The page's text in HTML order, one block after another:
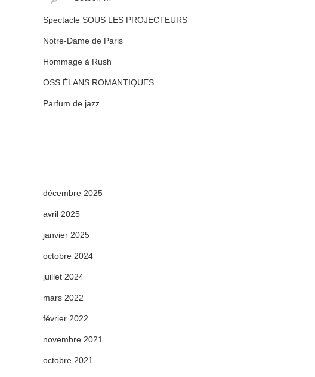
Spectacle SOUS LES PROJECTEURS
Notre-Dame de Paris
Hommage à Rush
OSS ÉLANS ROMANTIQUES
Parfum de jazz
décembre 2025
avril 2025
janvier 2025
octobre 2024
juillet 2024
mars 2022
février 2022
novembre 2021
octobre 2021